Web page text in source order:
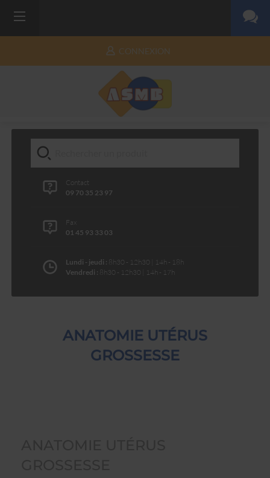
CONNEXION
Contact
09 70 35 23 97
Fax
01 45 93 33 03
Lundi - jeudi : 8h30 - 12h30 | 14h - 18h
Vendredi : 8h30 - 12h30 | 14h - 17h
ANATOMIE UTÉRUS
GROSSESSE